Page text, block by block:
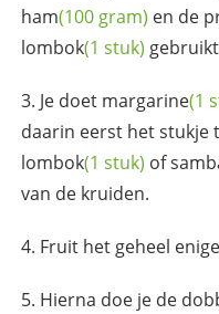
ham(100 gram) en de
lombok(1 stuk)
Je doet margarine(1
daarin eerst het stukje
lombok(1 stuk) of
van de kruiden.
Fruit het geheel
Hierna doe je de